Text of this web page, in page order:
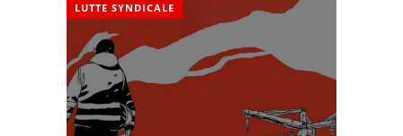
LUTTE SYNDICALE